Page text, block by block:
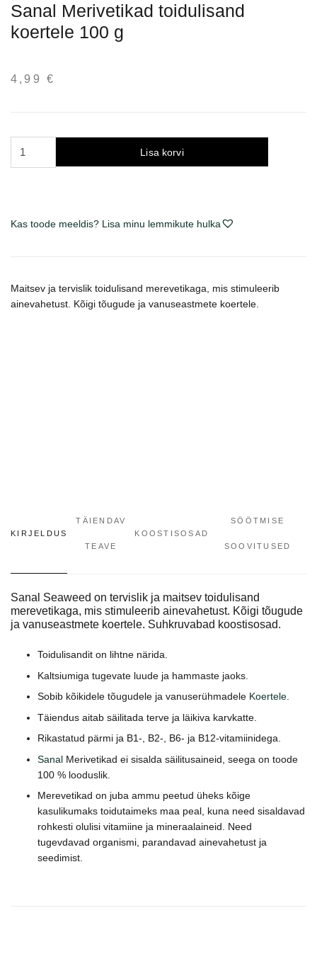
Sanal Merivetikad toidulisand
koertele 100 g
4,99 €
100
Lisa korvi
Kas toode meeldis? Lisa minu lemmikute hulka
Maitsev ja tervislik toidulisand merevetikaga, mis stimuleerib
ainevahetust. Kõigi tõugude ja vanuseastmete koertele.
KIRJELDUS
TÄIENDAV
TEAVE
KOOSTISOSAD
SÖÖTMISE
SOOVITUSED
Sanal Seaweed on tervislik ja maitsev toidulisand
merevetikaga, mis stimuleerib ainevahetust. Kõigi tõugude
ja vanuseastmete koertele. Suhkruvabad koostisosad.
Toidulisandit on lihtne närida.
Kaltsiumiga tugevate luude ja hammaste jaoks.
Sobib kõikidele tõugudele ja vanuserühmadele Koertele.
Täiendus aitab säilitada terve ja läikiva karvkatte.
Rikastatud pärmi ja B1-, B2-, B6- ja B12-vitamiinidega.
SanalMerivetikad ei sisalda säilitusaineid, seega on toode
100 % looduslik.
Merevetikad on juba ammu peetud üheks kõige
kasulikumaks toidutaimeks maa peal, kuna need sisaldavad
rohkesti olulisi vitamiine ja mineraalaineid. Need
tugevdavad organismi, parandavad ainevahetust ja
seedimist.